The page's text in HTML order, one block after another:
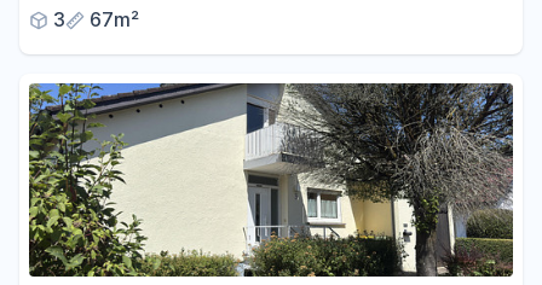
3
67m²